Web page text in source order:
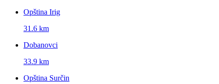
Opština Irig
31.6 km
Dobanovci
33.9 km
Opština Surčin